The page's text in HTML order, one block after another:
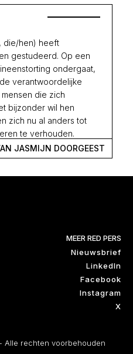
die/hen) heeft
gestudeerd. Op een
ondergaat,
verantwoordelijke
die zich
bijzonder wil hen
zich nu al anders tot
te verhouden.
JASMIJN DOORGEEST
MEER RED PERS
Nieuwsbrief
LinkedIn
Facebook
Instagram
X
Alle rechten voorbehouden